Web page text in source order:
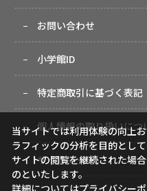
お問い合わせ
小学館ID
特定商取引に基づく表記
個人情報の取り扱いにつ
サイトマップ
当サイトでは利用体験の向上
ラフィックの分析を目的とし
サイトの閲覧を継続された場
のといたします。